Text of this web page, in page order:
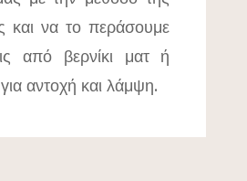
και να το περάσουμε
από βερνίκι ματ ή
αντοχή και λάμψη.